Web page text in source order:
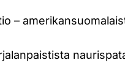
–